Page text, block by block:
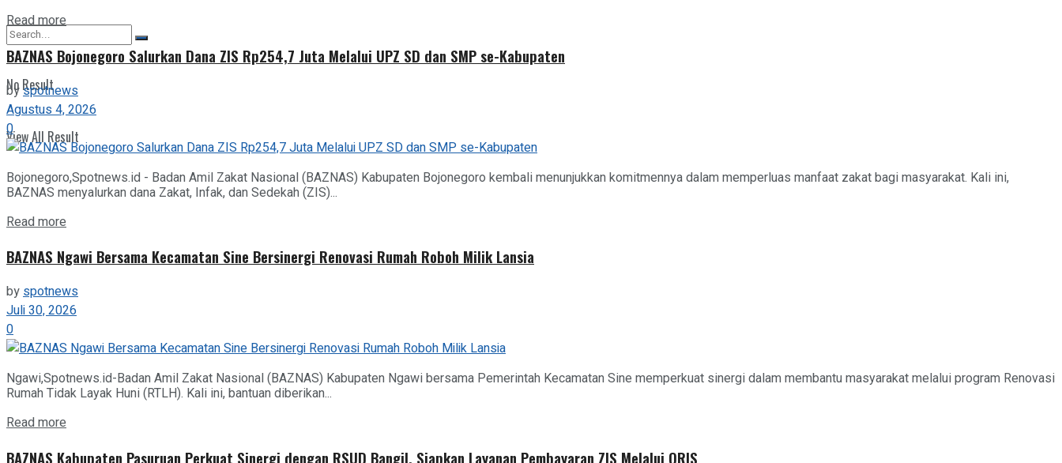
No Result
View All Result
Read moreDetails
BAZNAS Bojonegoro Salurkan Dana ZIS Rp254,7 Juta Melalui UPZ SD dan SMP se-Kabupaten
byspotnews
Agustus 4, 2026
0
Bojonegoro,Spotnews.id - Badan Amil Zakat Nasional (BAZNAS) Kabupaten Bojonegoro kembali menunjukkan komitmennya dalam memperluas manfaat zakat bagi masyarakat. Kali ini,
BAZNAS menyalurkan dana Zakat, Infak, dan Sedekah (ZIS)...
Read more
BAZNAS Ngawi Bersama Kecamatan Sine Bersinergi Renovasi Rumah Roboh Milik Lansia
byspotnews
Juli 30, 2026
0
Ngawi,Spotnews.id-Badan Amil Zakat Nasional (BAZNAS) Kabupaten Ngawi bersama Pemerintah Kecamatan Sine memperkuat sinergi dalam membantu masyarakat melalui program Renovasi
Rumah Tidak Layak Huni (RTLH). Kali ini, bantuan diberikan...
Read more
BAZNAS Kabupaten Pasuruan Perkuat Sinergi dengan RSUD Bangil, Siapkan Layanan Pembayaran ZIS Melalui QRIS